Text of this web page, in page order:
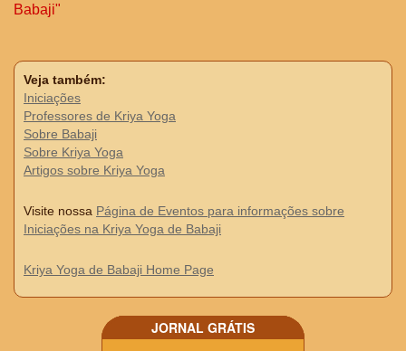
Babaji"
Veja também:
Iniciações
Professores de Kriya Yoga
Sobre Babaji
Sobre Kriya Yoga
Artigos sobre Kriya Yoga
Visite nossa Página de Eventos para informações sobre
Iniciações na Kriya Yoga de Babaji
Kriya Yoga de Babaji Home Page
JORNAL GRÁTIS